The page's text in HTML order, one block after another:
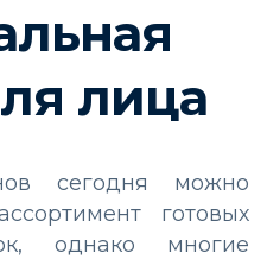
лица
сегодня можно
готовых
однако многие